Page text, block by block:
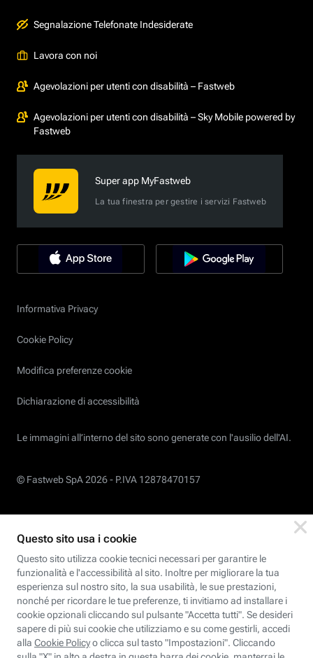
Segnalazione Telefonate Indesiderate
Lavora con noi
Agevolazioni per utenti con disabilità – Fastweb
Agevolazioni per utenti con disabilità – Sky Mobile powered by
Fastweb
Super app MyFastweb
La tua finestra per gestire i servizi Fastweb
Informativa Privacy
Cookie Policy
Modifica preferenze cookie
Dichiarazione di accessibilità
Le immagini all’interno del sito sono generate con l'ausilio dell'AI.
© Fastweb SpA 2026 - P.IVA 12878470157